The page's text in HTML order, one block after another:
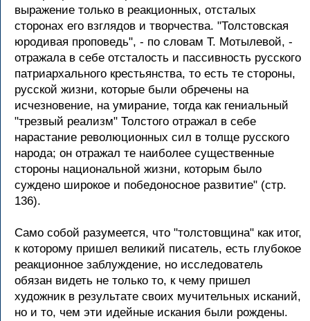
выражение только в реакционных, отсталых
сторонах его взглядов и творчества. "Толстовская
юродивая проповедь", - по словам Т. Мотылевой, -
отражала в себе отсталость и пассивность русского
патриархального крестьянства, то есть те стороны,
русской жизни, которые были обречены на
исчезновение, на умирание, тогда как гениальный
"трезвый реализм" Толстого отражал в себе
нарастание революционных сил в толще русского
народа; он отражал те наиболее существенные
стороны национальной жизни, которым было
суждено широкое и победоносное развитие" (стр.
136).
Само собой разумеется, что "толстовщина" как итог,
к которому пришел великий писатель, есть глубокое
реакционное заблуждение, но исследователь
обязан видеть не только то, к чему пришел
художник в результате своих мучительных исканий,
но и то, чем эти идейные искания были рождены.